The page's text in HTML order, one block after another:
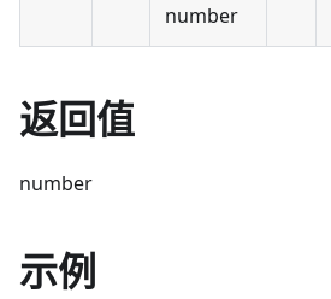
number
返回值
number
示例